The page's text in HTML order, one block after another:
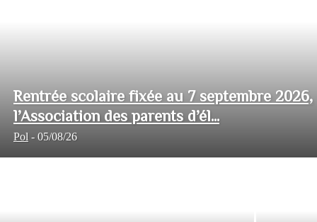
Rentrée scolaire fixée au 7 septembre 2026,
l’Association des parents d’él...
Pol - 05/08/26